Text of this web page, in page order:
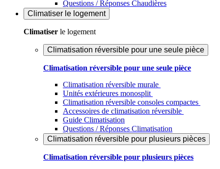
Questions / Réponses Chaudières
Climatiser le logement
Climatiser le logement
Climatisation réversible pour une seule pièce
Climatisation réversible pour une seule pièce
Climatisation réversible murale
Unités extérieures monosplit
Climatisation réversible consoles compactes
Accessoires de climatisation réversible
Guide Climatisation
Questions / Réponses Climatisation
Climatisation réversible pour plusieurs pièces
Climatisation réversible pour plusieurs pièces